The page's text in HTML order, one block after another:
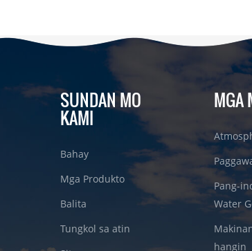
SUNDAN MO
KAMI
Bahay
Mga Produkto
Balita
Tungkol sa atin
MGA
Pang-
Water
hangin